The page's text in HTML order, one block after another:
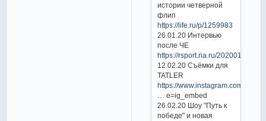
истории четверной
флип
https://life.ru/p/1259983
26.01.20 Интервью
после ЧЕ
https://rsport.ria.ru/20200126/
12.02.20 Съёмки для
TATLER
https://www.instagram.com/p/
… e=ig_embed
26.02.20 Шоу "Путь к
победе" и новая